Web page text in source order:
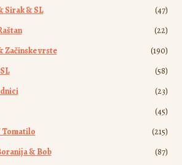
Sirak & SL
(47)
(22)
Začinske vrste
(190)
(58)
(23)
(45)
Tomatilo
(215)
& Bob
(87)